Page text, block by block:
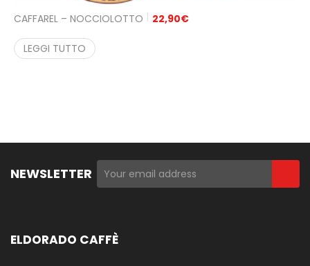
CAFFAREL – NOCCIOLOTTO 22,90€
LEGGI TUTTO
NEWSLETTER
ELDORADO CAFFÈ